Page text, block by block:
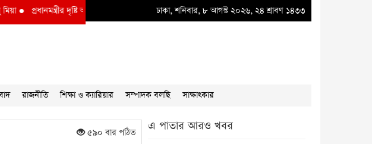
দৃষ্টি আকর্ষণ বি আই ডব্লুভিইউ-তে দুর্নীতির বাদশ অতিরিক্ত প্রধান প্রকৌশলী বাদশা মিয়ার কূকৃতি থামাতে হবে
ঢাকা, শনিবার, ৮ আগস্ট ২০২৬, ২৪ শ্রাবণ ১৪৩৩
রাজনীতি শিক্ষা ও ক্যারিয়ার সম্পাদক বলছি সাক্ষাৎকার
৫৯০ বার পঠিত এ পাতার আরও খবর